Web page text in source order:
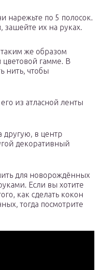
нарежьте по 5 полосок.
зашейте их на руках.
же образом
гамме. В
нить, чтобы
из атласной ленты
другую, в центр
декоративный
для новорождённых
Если вы хотите
как сделать кокон
тогда посмотрите